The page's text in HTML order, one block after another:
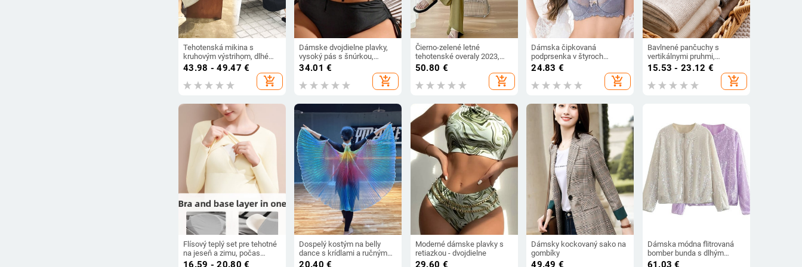
Tehotenská mikina s
kruhovým výstrihom, dlhé
rukávy, stredná dĺžka, 95%
43.98 - 49.47 €
add_shopping_cart
Dámske dvojdielne plavky,
vysoký pás s šnúrkou,
vyztužený vršok, bez kovovej
výstuže, elastický polyester-
spandex materiál
34.01 €
add_shopping_cart
Čierno-zelené letné
tehotenské overaly 2023,
dlhé voľné, natiahnuté
ramienko, vysoký pás,
tehotné ženy, sexy
50.80 €
add_shopping_cart
Dámska čipkovaná
podprsenka v štyroch
farbách
24.83 €
add_shopping_cart
Bavlnené pančuchy s
vertikálnymi pruhmi,
zoštíhľujúce, na jeseň-zimu,
ľahká kompresia, farba
ovseno-biela, japonský štýl.
15.53 - 23.12 €
add_shopping_cart
Flísový teplý set pre tehotné
na jeseň a zimu, počas
tehotenstva aj po pôrode
16.59 - 20.80 €
Dospelý kostým na belly
dance s krídlami a ručným
hákom (Wy006 • jar 2022 •
20.40 €
Moderné dámske plavky s
retiazkou - dvojdielne
29.60 €
Dámsky kockovaný sako na
gombíky
49.49 €
Dámska módna flitrovaná
bomber bunda s dlhým
rukávom a zipsom na
61.03 €